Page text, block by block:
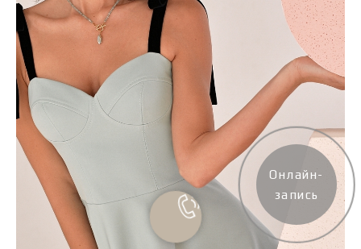
Онлайн-
запись